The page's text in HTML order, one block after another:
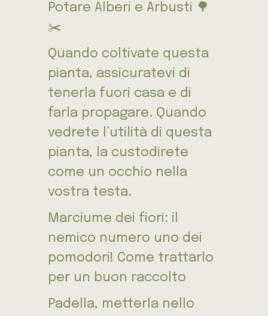
Potare Alberi e Arbusti 🌳
✂️
Quando coltivate questa
pianta, assicuratevi di
tenerla fuori casa e di
farla propagare. Quando
vedrete l’utilità di questa
pianta, la custodirete
come un occhio nella
vostra testa.
Marciume dei fiori: il
nemico numero uno dei
pomodori! Come trattarlo
per un buon raccolto
Padella, metterla nello